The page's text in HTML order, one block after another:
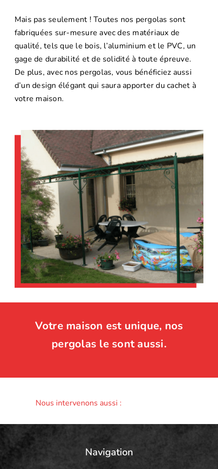
Mais pas seulement ! Toutes nos pergolas sont
fabriquées sur-mesure avec des matériaux de
qualité, tels que le bois, l’aluminium et le PVC, un
gage de durabilité et de solidité à toute épreuve.
De plus, avec nos pergolas, vous bénéficiez aussi
d’un design élégant qui saura apporter du cachet à
votre maison.
Votre maison est unique, nos
pergolas le sont aussi.
Nous intervenons aussi :
Navigation